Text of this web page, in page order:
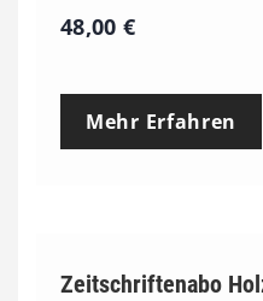
48,00€
Mehr Erfahren
Zeitschriftenabo